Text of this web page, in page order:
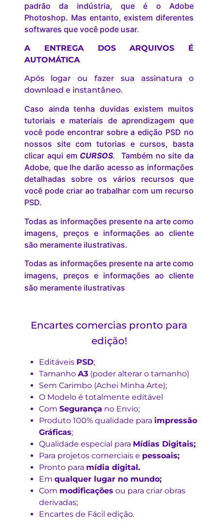
padrão da indústria, que é o Adobe
Photoshop. Mas entanto, existem diferentes
softwares que você pode usar.
A ENTREGA DOS ARQUIVOS É
AUTOMÁTICA
Após logar ou fazer sua assinatura o
download e instantâneo.
Caso ainda tenha duvidas existem muitos
tutoriais e materiais de aprendizagem que
você pode encontrar sobre a edição PSD no
nossos site com tutorias e cursos, basta
clicar aqui em CURSOS.
Também no site da
Adobe, que lhe darão acesso as informações
detalhadas sobre os vários recursos que
você pode criar ao trabalhar com um recurso
PSD.
Todas as informações presente na arte como
imagens, preços e informações ao cliente
são meramente ilustrativas.
Todas as informações presente na arte como
imagens, preços e informações ao cliente
são meramente ilustrativas
Encartes comercias pronto para
edição!
Editáveis PSD;
Tamanho A3 (poder alterar o tamanho)
Sem Carimbo (Achei Minha Arte);
O Modelo é totalmente editável
Com Segurança no Envio;
Produto 100% qualidade para impressão
Gráficas;
Qualidade especial para Mídias Digitais;
Para projetos comerciais e pessoais;
Pronto para mídia digital.
Em qualquer lugar no mundo;
Com modificações ou para criar obras
derivadas;
Encartes de Fácil edição.